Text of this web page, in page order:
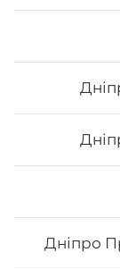
Дніпро
MAXi
Вага: 310 г.